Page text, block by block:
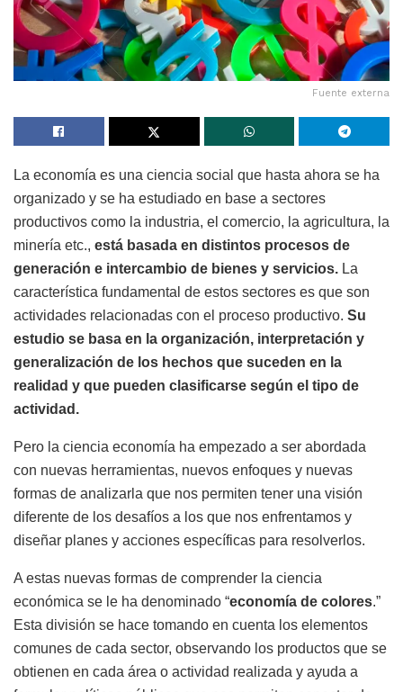
Fuente externa
La economía es una ciencia social que hasta ahora se ha
organizado y se ha estudiado en base a sectores
productivos como la industria, el comercio, la agricultura, la
minería etc., está basada en distintos procesos de
generación e intercambio de bienes y servicios. La
característica fundamental de estos sectores es que son
actividades relacionadas con el proceso productivo. Su
estudio se basa en la organización, interpretación y
generalización de los hechos que suceden en la
realidad y que pueden clasificarse según el tipo de
actividad.
Pero la ciencia economía ha empezado a ser abordada
con nuevas herramientas, nuevos enfoques y nuevas
formas de analizarla que nos permiten tener una visión
diferente de los desafíos a los que nos enfrentamos y
diseñar planes y acciones específicas para resolverlos.
A estas nuevas formas de comprender la ciencia
económica se le ha denominado “economía de colores.”
Esta división se hace tomando en cuenta los elementos
comunes de cada sector, observando los productos que se
obtienen en cada área o actividad realizada y ayuda a